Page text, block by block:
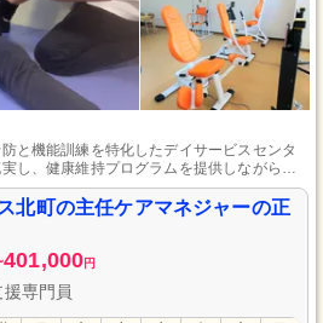
と機能訓練を特化したデイサービスセンタ
し、健康維持プログラムを提供しながら地
、プライベートも充実可能な環境を提供し
北町の主任ケアマネジャーの正
401,000円
専門員